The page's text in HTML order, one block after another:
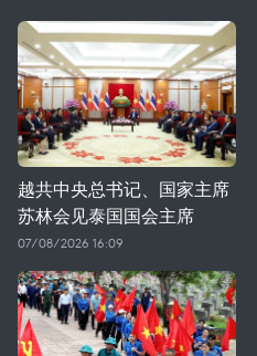
越共中央总书记、国家主席
苏林会见泰国国会主席
07/08/2026 16:09